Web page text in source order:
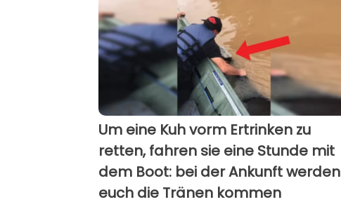
Um eine Kuh vorm Ertrinken zu
retten, fahren sie eine Stunde mit
dem Boot: bei der Ankunft werden
euch die Tränen kommen